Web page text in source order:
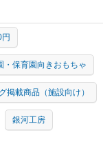
・保育園向きおもちゃ
掲載商品（施設向け）
銀河工房